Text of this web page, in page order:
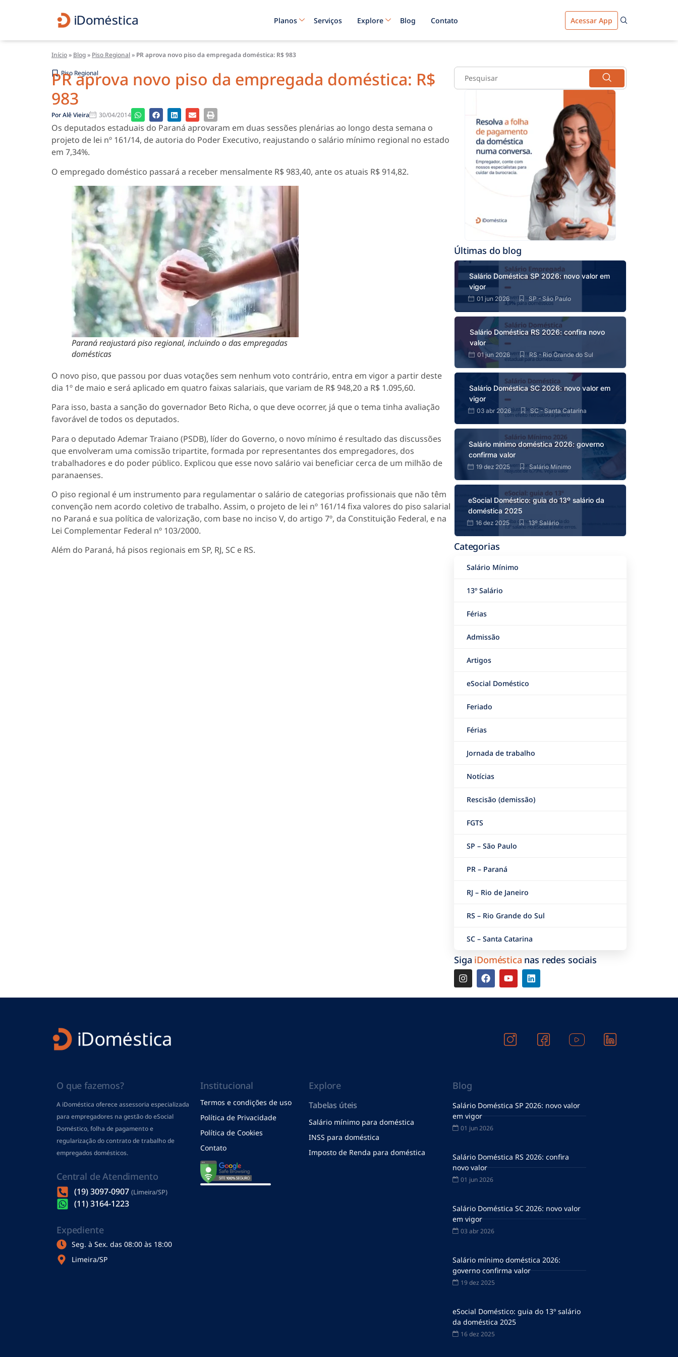
Planos Serviços Explore Blog Contato Acessar App
Início» Blog» Piso Regional» PR aprova novo piso da empregada doméstica: R$ 983
Piso Regional
PR aprova novo piso da empregada doméstica: R$
983
PorAlê Vieira 30/04/2014
Os deputados estaduais do Paraná aprovaram em duas sessões plenárias ao longo desta semana o
projeto de lei nº 161/14, de autoria do Poder Executivo, reajustando o salário mínimo regional no estado
em 7,34%.
O empregado doméstico passará a receber mensalmente R$ 983,40, ante os atuais R$ 914,82.
Paraná reajustará piso regional, incluindo o das empregadas
domésticas
O novo piso, que passou por duas votações sem nenhum voto contrário, entra em vigor a partir deste
dia 1º de maio e será aplicado em quatro faixas salariais, que variam de R$ 948,20 a R$ 1.095,60.
Para isso, basta a sanção do governador Beto Richa, o que deve ocorrer, já que o tema tinha avaliação
favorável de todos os deputados.
Para o deputado Ademar Traiano (PSDB), líder do Governo, o novo mínimo é resultado das discussões
que envolveram uma comissão tripartite, formada por representantes dos empregadores, dos
trabalhadores e do poder público. Explicou que esse novo salário vai beneficiar cerca de um milhão de
paranaenses.
O piso regional é um instrumento para regulamentar o salário de categorias profissionais que não têm
convenção nem acordo coletivo de trabalho. Assim, o projeto de lei nº 161/14 fixa valores do piso salarial
no Paraná e sua política de valorização, com base no inciso V, do artigo 7º, da Constituição Federal, e na
Lei Complementar Federal nº 103/2000.
Além do Paraná, há pisos regionais em SP, RJ, SC e RS.
Últimas do blog
Salário Doméstica SP 2026: novo valor em
vigor
01 jun 2026 SP - São Paulo
Salário Doméstica RS 2026: confira novo
valor
01 jun 2026 RS - Rio Grande do Sul
Salário Doméstica SC 2026: novo valor em
vigor
03 abr 2026 SC - Santa Catarina
Salário mínimo doméstica 2026: governo
confirma valor
19 dez 2025 Salário Mínimo
eSocial Doméstico: guia do 13º salário da
doméstica 2025
16 dez 2025 13º Salário
Categorias
Salário Mínimo
13º Salário
Férias
Admissão
Artigos
eSocial Doméstico
Feriado
Férias
Jornada de trabalho
Notícias
Rescisão (demissão)
FGTS
SP – São Paulo
PR – Paraná
RJ – Rio de Janeiro
RS – Rio Grande do Sul
SC – Santa Catarina
Siga iDoméstica nas redes sociais
O que fazemos?
A iDoméstica oferece assessoria especializada
para empregadores na gestão do eSocial
Doméstico, folha de pagamentoe
regularização do contrato de trabalho de
empregados domésticos.
Central de Atendimento
(19) 3097-0907 (Limeira/SP)
(11) 3164-1223
Expediente
Seg. à Sex. das 08:00 às 18:00
Limeira/SP
Institucional
Termos e condições de uso
Política de Privacidade
Política de Cookies
Contato
Explore
Tabelas úteis
Salário mínimo para doméstica
INSS para doméstica
Imposto de Renda para doméstica
Blog
Salário Doméstica SP 2026: novo valor
em vigor
01 jun 2026
Salário Doméstica RS 2026: confira
novo valor
01 jun 2026
Salário Doméstica SC 2026: novo valor
em vigor
03 abr 2026
Salário mínimo doméstica 2026:
governo confirma valor
19 dez 2025
eSocial Doméstico: guia do 13º salário
da doméstica 2025
16 dez 2025